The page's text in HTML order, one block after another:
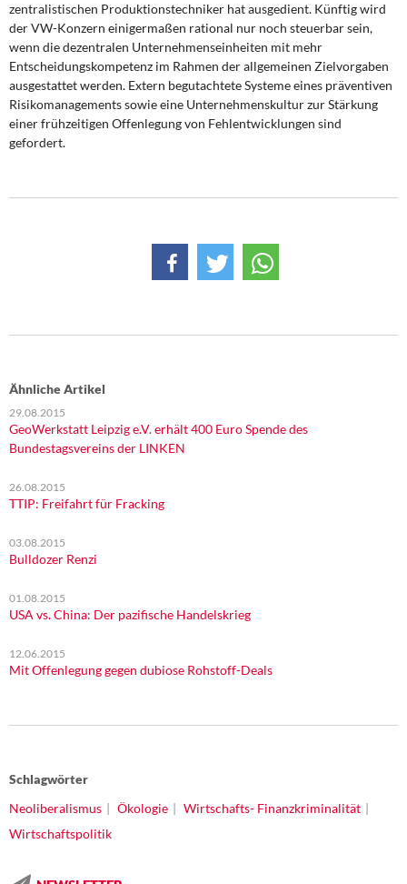
zentralistischen Produktionstechniker hat ausgedient. Künftig wird
der VW-Konzern einigermaßen rational nur noch steuerbar sein,
wenn die dezentralen Unternehmenseinheiten mit mehr
Entscheidungskompetenz im Rahmen der allgemeinen Zielvorgaben
ausgestattet werden. Extern begutachtete Systeme eines präventiven
Risikomanagements sowie eine Unternehmenskultur zur Stärkung
einer frühzeitigen Offenlegung von Fehlentwicklungen sind
gefordert.
Ähnliche Artikel
29.08.2015
GeoWerkstatt Leipzig e.V. erhält 400 Euro Spende des
Bundestagsvereins der LINKEN
26.08.2015
TTIP: Freifahrt für Fracking
03.08.2015
Bulldozer Renzi
01.08.2015
USA vs. China: Der pazifische Handelskrieg
12.06.2015
Mit Offenlegung gegen dubiose Rohstoff-Deals
Schlagwörter
Neoliberalismus
Ökologie
Wirtschafts- Finanzkriminalität
Wirtschaftspolitik